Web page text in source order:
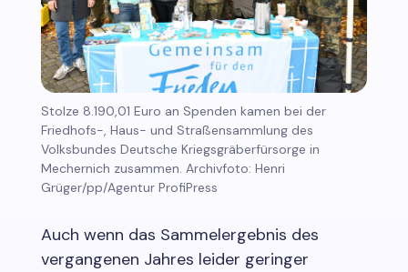
Stolze 8.190,01 Euro an Spenden kamen bei der
Friedhofs-, Haus- und Straßensammlung des
Volksbundes Deutsche Kriegsgräberfürsorge in
Mechernich zusammen. Archivfoto: Henri
Grüger/pp/Agentur ProfiPress
Auch wenn das Sammelergebnis des
vergangenen Jahres leider geringer